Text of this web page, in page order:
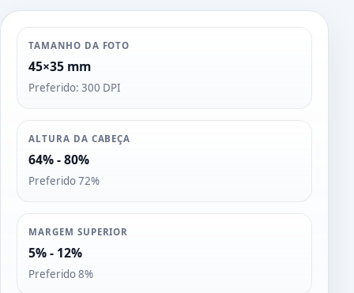
TAMANHO DA FOTO
45×35 mm
Preferido: 300 DPI
ALTURA DA CABEÇA
64% - 80%
Preferido 72%
MARGEM SUPERIOR
5% - 12%
Preferido 8%